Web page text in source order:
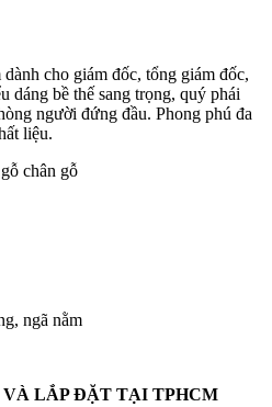
dành cho giám đốc, tổng giám đốc,
dáng bề thế sang trọng, quý phái
người đứng đầu. Phong phú đa
liệu.
chân gỗ
ngã nằm
LẮP ĐẶT TẠI TPHCM